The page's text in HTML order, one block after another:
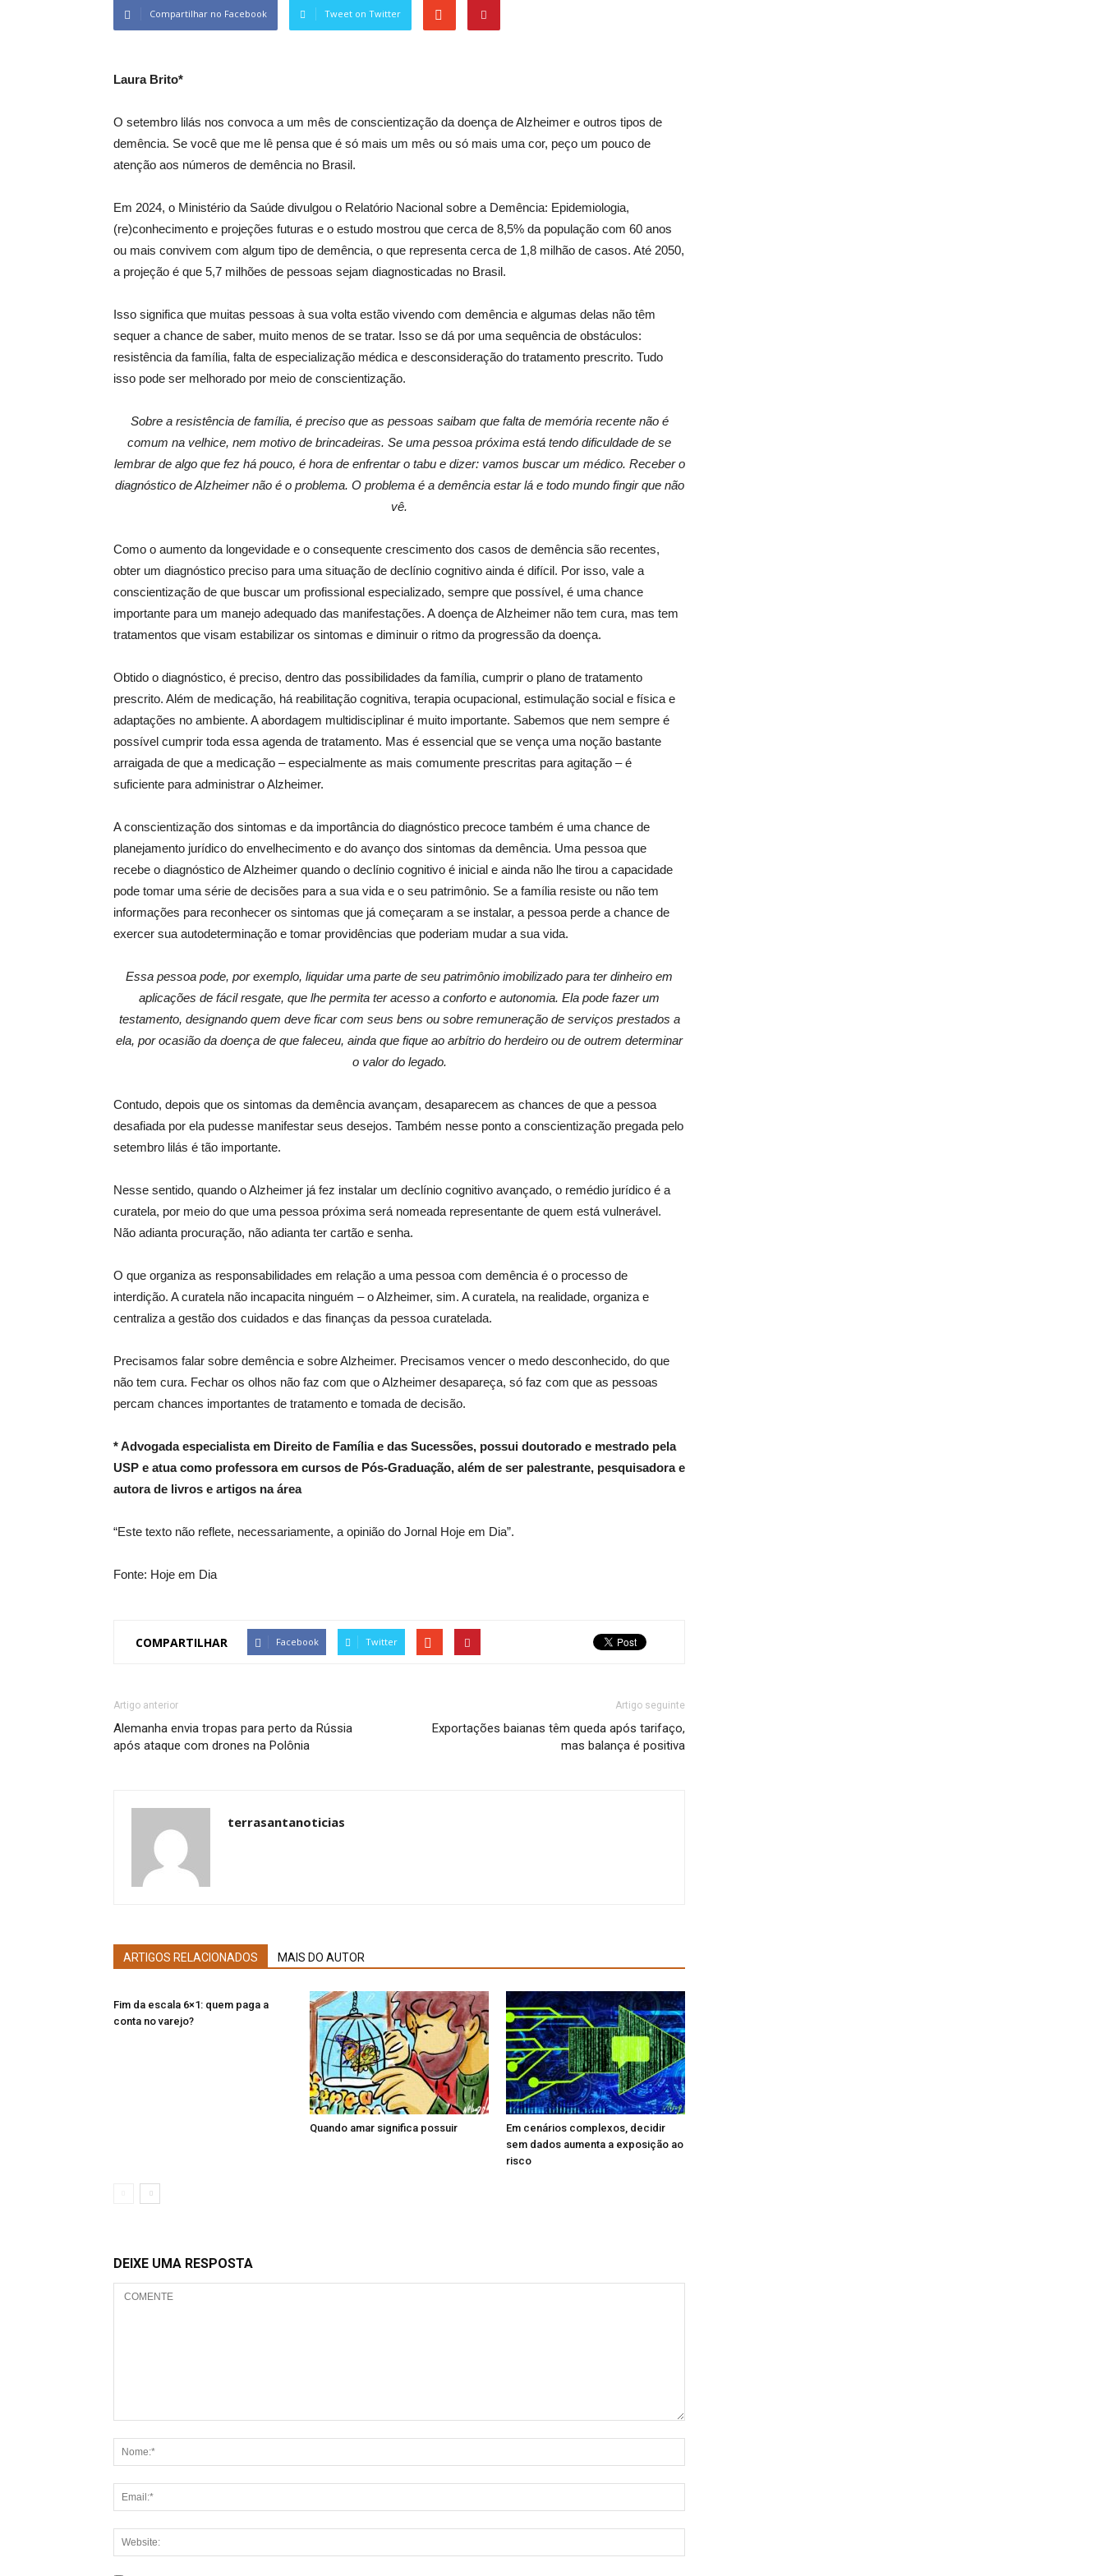
Compartilhar no Facebook Tweet on Twitter
Laura Brito*
O setembro lilás nos convoca a um mês de conscientização da doença de Alzheimer e outros tipos de
demência. Se você que me lê pensa que é só mais um mês ou só mais uma cor, peço um pouco de
atenção aos números de demência no Brasil.
Em 2024, o Ministério da Saúde divulgou o Relatório Nacional sobre a Demência: Epidemiologia,
(re)conhecimento e projeções futuras e o estudo mostrou que cerca de 8,5% da população com 60 anos
ou mais convivem com algum tipo de demência, o que representa cerca de 1,8 milhão de casos. Até 2050,
a projeção é que 5,7 milhões de pessoas sejam diagnosticadas no Brasil.
Isso significa que muitas pessoas à sua volta estão vivendo com demência e algumas delas não têm
sequer a chance de saber, muito menos de se tratar. Isso se dá por uma sequência de obstáculos:
resistência da família, falta de especialização médica e desconsideração do tratamento prescrito. Tudo
isso pode ser melhorado por meio de conscientização.
Sobre a resistência de família, é preciso que as pessoas saibam que falta de memória recente não é
comum na velhice, nem motivo de brincadeiras. Se uma pessoa próxima está tendo dificuldade de se
lembrar de algo que fez há pouco, é hora de enfrentar o tabu e dizer: vamos buscar um médico. Receber o
diagnóstico de Alzheimer não é o problema. O problema é a demência estar lá e todo mundo fingir que não
vê.
Como o aumento da longevidade e o consequente crescimento dos casos de demência são recentes,
obter um diagnóstico preciso para uma situação de declínio cognitivo ainda é difícil. Por isso, vale a
conscientização de que buscar um profissional especializado, sempre que possível, é uma chance
importante para um manejo adequado das manifestações. A doença de Alzheimer não tem cura, mas tem
tratamentos que visam estabilizar os sintomas e diminuir o ritmo da progressão da doença.
Obtido o diagnóstico, é preciso, dentro das possibilidades da família, cumprir o plano de tratamento
prescrito. Além de medicação, há reabilitação cognitiva, terapia ocupacional, estimulação social e física e
adaptações no ambiente. A abordagem multidisciplinar é muito importante. Sabemos que nem sempre é
possível cumprir toda essa agenda de tratamento. Mas é essencial que se vença uma noção bastante
arraigada de que a medicação – especialmente as mais comumente prescritas para agitação – é
suficiente para administrar o Alzheimer.
A conscientização dos sintomas e da importância do diagnóstico precoce também é uma chance de
planejamento jurídico do envelhecimento e do avanço dos sintomas da demência. Uma pessoa que
recebe o diagnóstico de Alzheimer quando o declínio cognitivo é inicial e ainda não lhe tirou a capacidade
pode tomar uma série de decisões para a sua vida e o seu patrimônio. Se a família resiste ou não tem
informações para reconhecer os sintomas que já começaram a se instalar, a pessoa perde a chance de
exercer sua autodeterminação e tomar providências que poderiam mudar a sua vida.
Essa pessoa pode, por exemplo, liquidar uma parte de seu patrimônio imobilizado para ter dinheiro em
aplicações de fácil resgate, que lhe permita ter acesso a conforto e autonomia. Ela pode fazer um
testamento, designando quem deve ficar com seus bens ou sobre remuneração de serviços prestados a
ela, por ocasião da doença de que faleceu, ainda que fique ao arbítrio do herdeiro ou de outrem determinar
o valor do legado.
Contudo, depois que os sintomas da demência avançam, desaparecem as chances de que a pessoa
desafiada por ela pudesse manifestar seus desejos. Também nesse ponto a conscientização pregada pelo
setembro lilás é tão importante.
Nesse sentido, quando o Alzheimer já fez instalar um declínio cognitivo avançado, o remédio jurídico é a
curatela, por meio do que uma pessoa próxima será nomeada representante de quem está vulnerável.
Não adianta procuração, não adianta ter cartão e senha.
O que organiza as responsabilidades em relação a uma pessoa com demência é o processo de
interdição. A curatela não incapacita ninguém – o Alzheimer, sim. A curatela, na realidade, organiza e
centraliza a gestão dos cuidados e das finanças da pessoa curatelada.
Precisamos falar sobre demência e sobre Alzheimer. Precisamos vencer o medo desconhecido, do que
não tem cura. Fechar os olhos não faz com que o Alzheimer desapareça, só faz com que as pessoas
percam chances importantes de tratamento e tomada de decisão.
* Advogada especialista em Direito de Família e das Sucessões, possui doutorado e mestrado pela
USP e atua como professora em cursos de Pós-Graduação, além de ser palestrante, pesquisadora e
autora de livros e artigos na área
“Este texto não reflete, necessariamente, a opinião do Jornal Hoje em Dia”.
Fonte: Hoje em Dia
COMPARTILHAR Facebook Twitter
Artigo anterior
Alemanha envia tropas para perto da Rússia
após ataque com drones na Polônia
Artigo seguinte
Exportações baianas têm queda após tarifaço,
mas balança é positiva
terrasantanoticias
ARTIGOS RELACIONADOS MAIS DO AUTOR
Fim da escala 6×1: quem paga a
conta no varejo?
Quando amar significa possuir
Em cenários complexos, decidir
sem dados aumenta a exposição ao
risco
DEIXE UMA RESPOSTA